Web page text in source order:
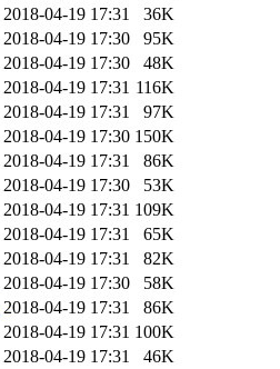
2018-04-19 17:31
36K
2018-04-19 17:30
95K
2018-04-19 17:30
48K
2018-04-19 17:31 116K
2018-04-19 17:31
97K
2018-04-19 17:30 150K
2018-04-19 17:31
86K
2018-04-19 17:30
53K
2018-04-19 17:31 109K
2018-04-19 17:31
65K
2018-04-19 17:31
82K
2018-04-19 17:30
58K
2018-04-19 17:31
86K
2018-04-19 17:31 100K
2018-04-19 17:31
46K